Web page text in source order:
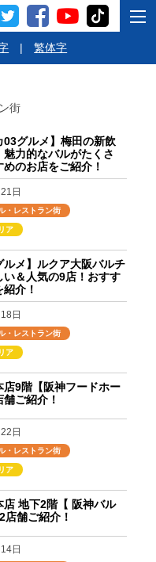
| 繁体字
街
03グルメ】梅田の新飲
魅力的なバルがたくさ
のお店をご紹介！
日
・レストラン街
ア
ルメ】ルクア大阪バルチ
い＆人気の9店！おすす
介！
日
・レストラン街
ア
店9階【阪神フードホー
ご紹介！
日
・レストラン街
ア
店 地下2階【 阪神バル
店舗ご紹介！
日